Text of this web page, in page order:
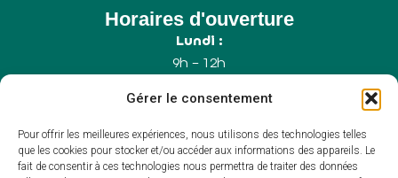
Gérer le consentement
Pour offrir les meilleures expériences, nous utilisons des technologies telles
que les cookies pour stocker et/ou accéder aux informations des appareils. Le
fait de consentir à ces technologies nous permettra de traiter des données
Horaires d'ouverture
Lundi :
9h – 12h
9h – 12h
Samedi :
9h – 12h (Uniquement le 1er samedi du mois)